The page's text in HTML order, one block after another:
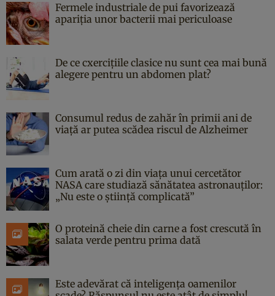
Fermele industriale de pui favorizează
apariția unor bacterii mai periculoase
De ce cxercițiile clasice nu sunt cea mai bună
alegere pentru un abdomen plat?
Consumul redus de zahăr în primii ani de
viață ar putea scădea riscul de Alzheimer
Cum arată o zi din viața unui cercetător
NASA care studiază sănătatea astronauților:
„Nu este o știință complicată”
O proteină cheie din carne a fost crescută în
salata verde pentru prima dată
Este adevărat că inteligența oamenilor